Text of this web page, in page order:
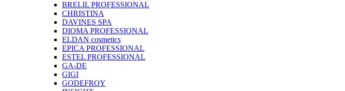
BRELIL PROFESSIONAL
CHRISTINA
DAVINES SPA
DIOMA PROFESSIONAL
ELDAN cosmetics
EPICA PROFESSIONAL
ESTEL PROFESSIONAL
GA-DE
GIGI
GODEFROY